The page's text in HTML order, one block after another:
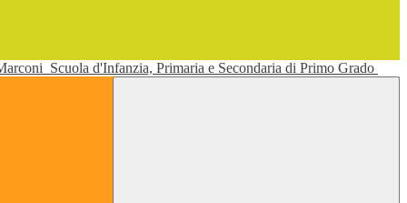
Scuola d'Infanzia, Primaria e Secondaria di Primo Grado